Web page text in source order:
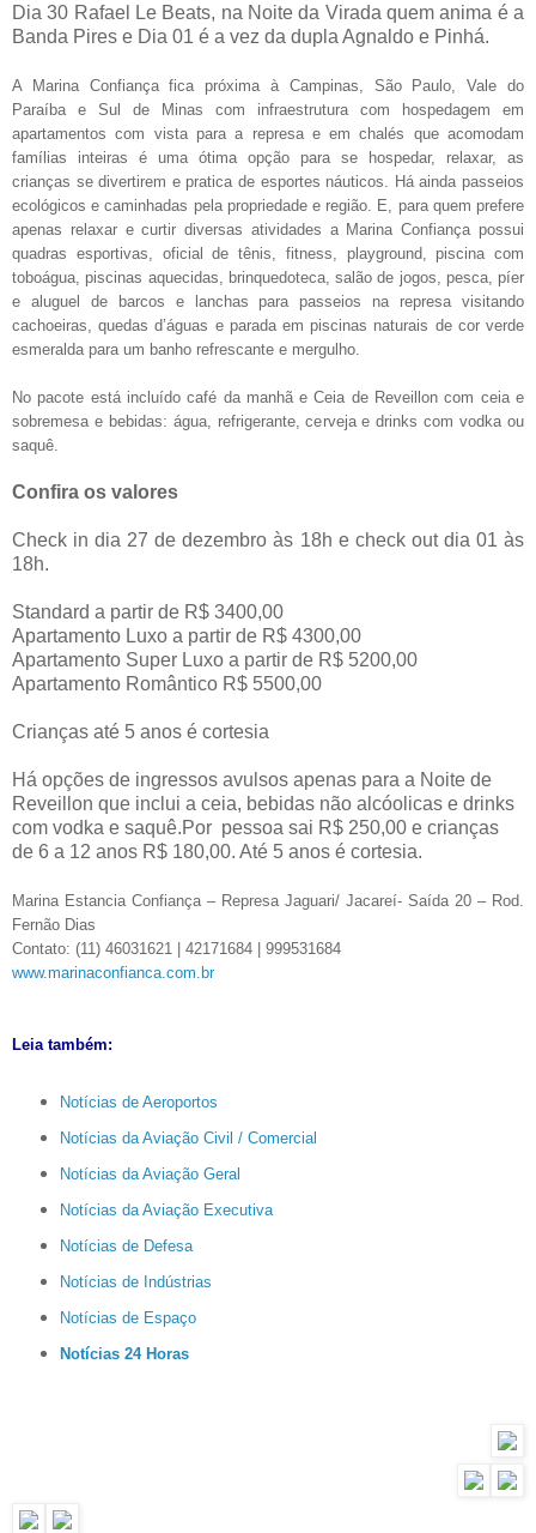
Dia 30 Rafael Le Beats, na Noite da Virada quem anima é a
Banda Pires e Dia 01 é a vez da dupla Agnaldo e Pinhá.
A Marina Confiançafica próxima à Campinas, São Paulo, Vale do
Paraíba e Sul de Minas com infraestrutura com hospedagem em
apartamentos com vista para a represa e em chalés que acomodam
famílias inteiras é uma ótima opção para se hospedar, relaxar, as
crianças se divertirem e pratica de esportes náuticos. Há ainda passeios
ecológicos e caminhadas pela propriedade e região. E, para quem prefere
apenas relaxar e curtir diversas atividades a Marina Confiança possui
quadras esportivas, oficial de tênis, fitness, playground, piscina com
toboágua, piscinas aquecidas, brinquedoteca, salão de jogos, pesca, píer
e aluguel de barcos e lanchas para passeios na represa visitando
cachoeiras, quedas d’águas e parada em piscinas naturais de cor verde
esmeralda para um banho refrescante e mergulho.
No pacote está incluído café da manhã e Ceia de Reveillon com ceia e
sobremesa e bebidas: água, refrigerante, cerveja e drinks com vodka ou
saquê.
Confira os valores
Check in dia 27 de dezembro às 18h e check out dia 01 às
18h.
Standard a partir de R$ 3400,00
Apartamento Luxo a partir de R$ 4300,00
Apartamento Super Luxo a partir de R$ 5200,00
Apartamento Romântico R$ 5500,00
Crianças até 5 anos é cortesia
Há opções de ingressos avulsos apenas para a Noite de
Reveillon que inclui a ceia, bebidas não alcóolicas e drinks
com vodka e saquê.Por pessoa sai R$ 250,00 e crianças
de 6 a 12 anos R$ 180,00. Até 5 anos é cortesia.
Marina Estancia Confiança – Represa Jaguari/ Jacareí- Saída 20 – Rod.
Fernão Dias
Contato: (11) 46031621 | 42171684 | 999531684
www.marinaconfianca.com.br
Leia também:
Notícias de Aeroportos
Notícias da Aviação Civil / Comercial
Notícias da Aviação Geral
Notícias da Aviação Executiva
Notícias de Defesa
Notícias de Indústrias
Notícias de Espaço
Notícias 24 Horas